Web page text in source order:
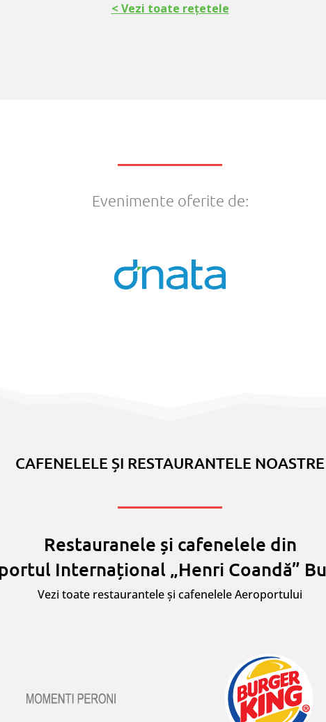
< Vezi toate rețetele
Evenimente oferite de:
CAFENELELE ȘI RESTAURANTELE NOASTRE
Restauranele și cafenelele din
Internațional „Henri Coandă”
Vezi toate restaurantele și cafenelele Aeroportului